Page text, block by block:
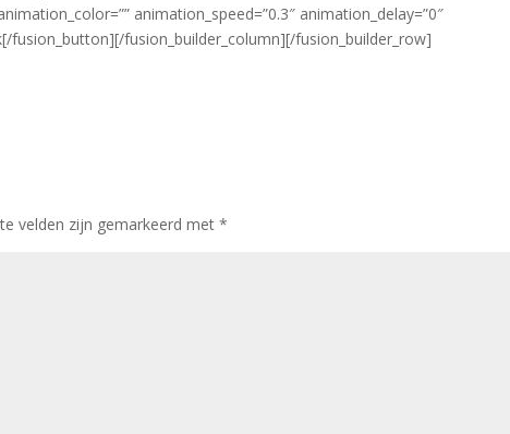
animation_speed=”0.3″ animation_delay=”0″
fusion_button][/fusion_builder_column][/fusion_builder_row]
velden zijn gemarkeerd met*